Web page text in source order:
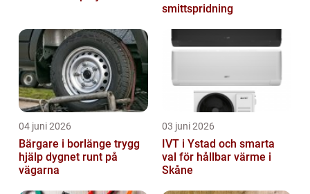
smittspridning
04 juni 2026
Bärgare i borlänge trygg
hjälp dygnet runt på
vägarna
03 juni 2026
IVT i Ystad och smarta
val för hållbar värme i
Skåne